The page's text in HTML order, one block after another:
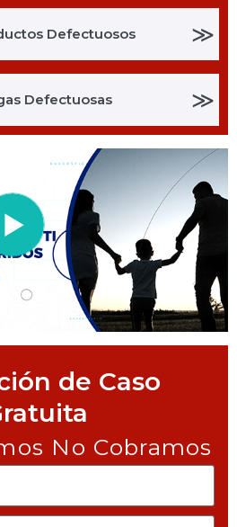
Defectuosos ≫
Defectuosas ≫
de Caso
No Cobramos